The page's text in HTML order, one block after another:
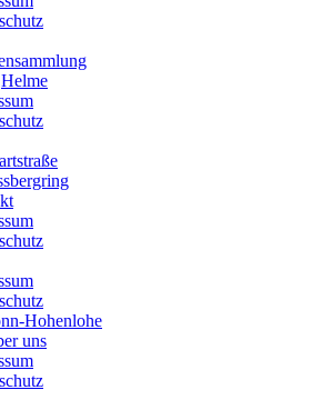
Helme
Hohenlohe
uns